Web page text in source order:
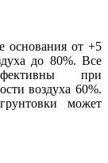
основания от +5
до 80%. Все
при
воздуха 60%.
может